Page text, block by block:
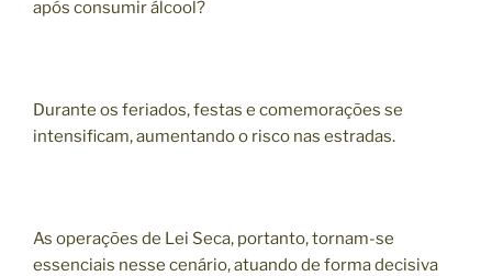
após consumir álcool?
Durante os feriados, festas e comemorações se
intensificam, aumentando o risco nas estradas.
As operações de Lei Seca, portanto, tornam-se
essenciais nesse cenário, atuando de forma decisiva